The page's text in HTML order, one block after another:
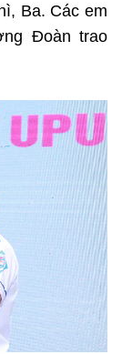
Ba. Các em
Đoàn trao